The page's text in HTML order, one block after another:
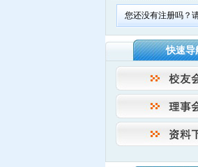
您还没有注册吗？
快速导